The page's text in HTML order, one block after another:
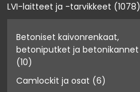
LVI-laitteet ja -tarvikkeet (1078)
Betoniset kaivonrenkaat,
betoniputket ja betonikannet
(10)
Camlockit ja osat (6)